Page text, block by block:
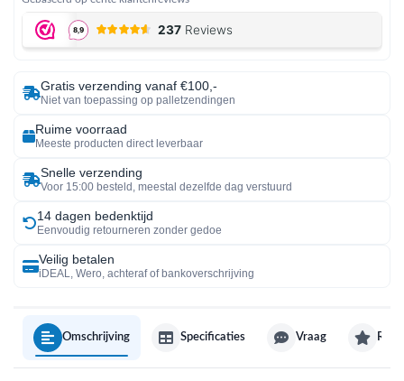
Gratis verzending vanaf €100,-
Niet van toepassing op palletzendingen
Ruime voorraad
Meeste producten direct leverbaar
Snelle verzending
Voor 15:00 besteld, meestal dezelfde dag verstuurd
14 dagen bedenktijd
Eenvoudig retourneren zonder gedoe
Veilig betalen
iDEAL, Wero, achteraf of bankoverschrijving
Omschrijving Specificaties Vraag